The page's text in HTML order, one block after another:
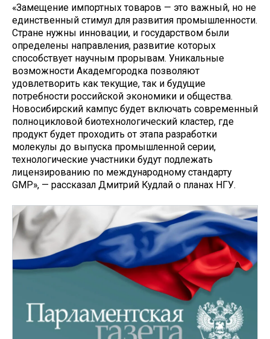
«Замещение импортных товаров — это важный, но не
единственный стимул для развития промышленности.
Стране нужны инновации, и государством были
определены направления, развитие которых
способствует научным прорывам. Уникальные
возможности Академгородка позволяют
удовлетворить как текущие, так и будущие
потребности российской экономики и общества.
Новосибирский кампус будет включать современный
полноцикловой биотехнологический кластер, где
продукт будет проходить от этапа разработки
молекулы до выпуска промышленной серии,
технологические участники будут подлежать
лицензированию по международному стандарту
GMP», — рассказал Дмитрий Кудлай о планах НГУ.